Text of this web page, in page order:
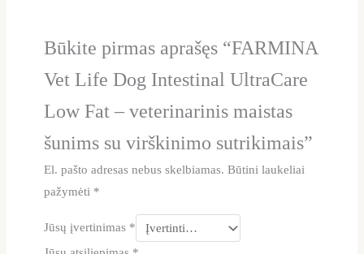
Būkite pirmas aprašęs “FARMINA
Vet Life Dog Intestinal UltraCare
Low Fat – veterinarinis maistas
šunims su virškinimo sutrikimais”
El. pašto adresas nebus skelbiamas. Būtini laukeliai
pažymėti *
Jūsų įvertinimas *